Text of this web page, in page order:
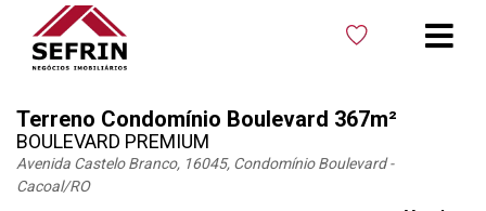
Terreno Condomínio Boulevard 367m²
BOULEVARD PREMIUM
Avenida Castelo Branco, 16045, Condomínio Boulevard -
Cacoal/RO